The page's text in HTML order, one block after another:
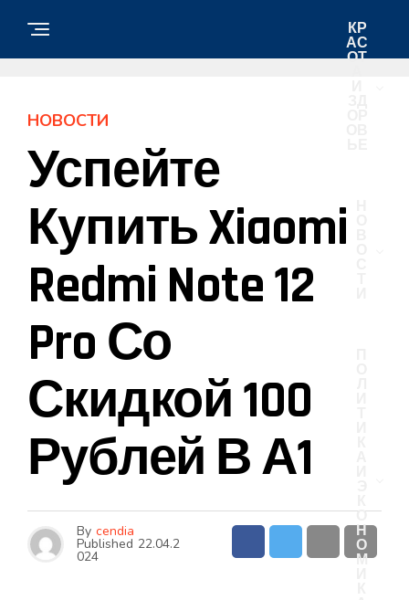
КР
АС
ОТ
О
Н
О
М
НОВОСТИ
Успейте
Купить Xiaomi
Redmi Note 12
Pro Со
Скидкой 100
Рублей В А1
By cendia
Published 22.04.2
024